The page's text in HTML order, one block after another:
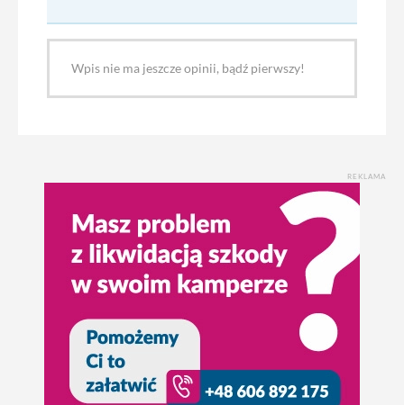
Wpis nie ma jeszcze opinii, bądź pierwszy!
REKLAMA